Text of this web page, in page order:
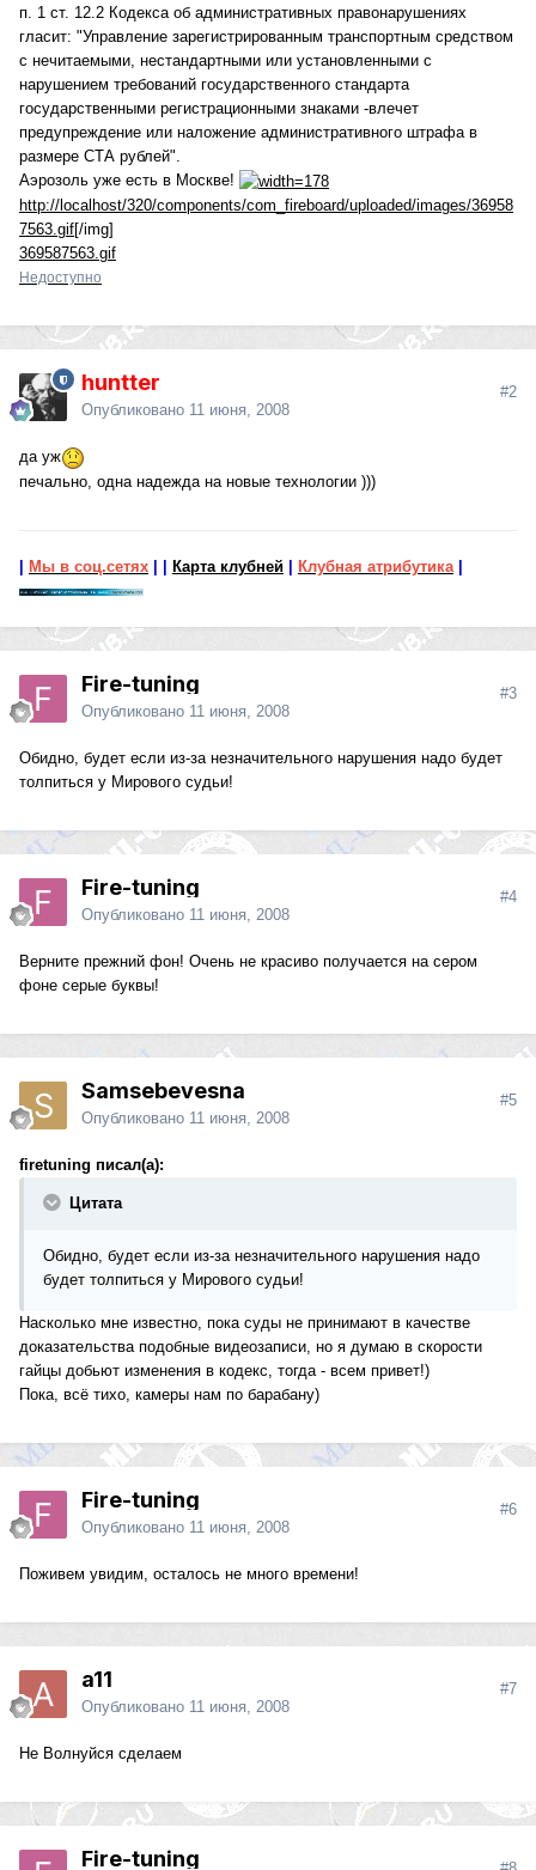
п. 1 ст. 12.2 Кодекса об административных правонарушениях
гласит: "Управление зарегистрированным транспортным средством
с нечитаемыми, нестандартными или установленными с
нарушением требований государственного стандарта
государственными регистрационными знаками -влечет
предупреждение или наложение административного штрафа в
размере СТА рублей".
Аэрозоль уже есть в Москве!
http://localhost/320/components/com_fireboard/uploaded/images/36958
7563.gif[/img]
369587563.gif
Недоступно
huntter
Опубликовано 11 июня, 2008
#2
да уж
печально, одна надежда на новые технологии )))
Мы в соц.сетях Карта клубней Клубная атрибутика|
Fire-tuning
Опубликовано 11 июня, 2008
#3
Обидно, будет если из-за незначительного нарушения надо будет
толпиться у Мирового судьи!
Fire-tuning
Опубликовано 11 июня, 2008
#4
Верните прежний фон! Очень не красиво получается на сером
фоне серые буквы!
Samsebevesna
Опубликовано 11 июня, 2008
#5
firetuning писал(а):
Цитата
Обидно, будет если из-за незначительного нарушения надо
будет толпиться у Мирового судьи!
Насколько мне известно, пока суды не принимают в качестве
доказательства подобные видеозаписи, но я думаю в скорости
гайцы добьют изменения в кодекс, тогда - всем привет!)
Пока, всё тихо, камеры нам по барабану)
Fire-tuning
Опубликовано 11 июня, 2008
#6
Поживем увидим, осталось не много времени!
a11
Опубликовано 11 июня, 2008
#7
Не Волнуйся сделаем
Fire-tuning